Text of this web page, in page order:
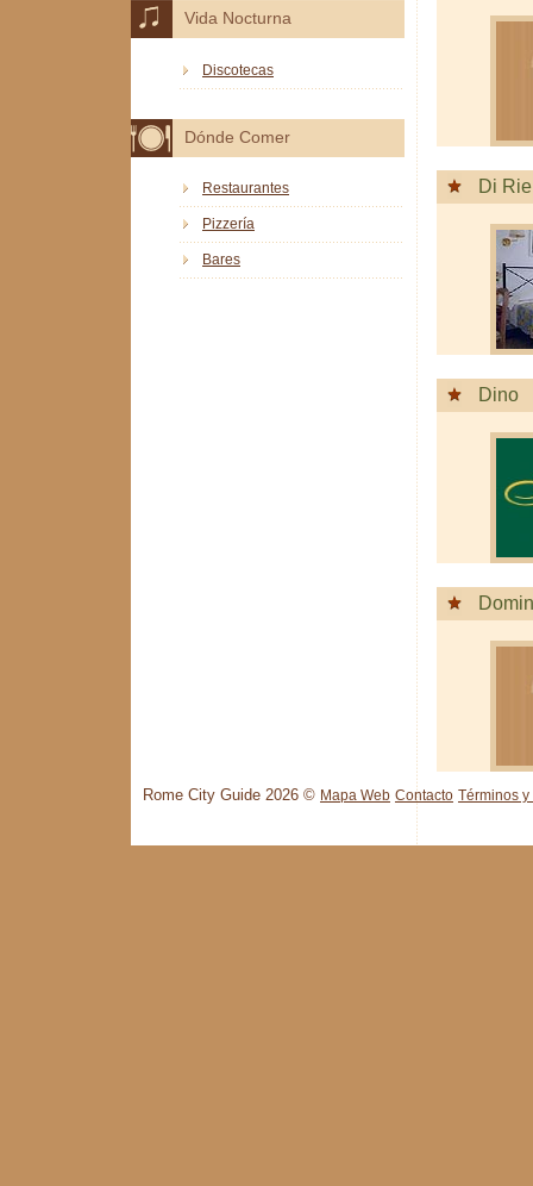
Di
Dino
Vida Nocturna
Discotecas
Dónde Comer
Restaurantes
Pizzería
Bares
Rome City Guide 2026 © Mapa Web Contacto Términos